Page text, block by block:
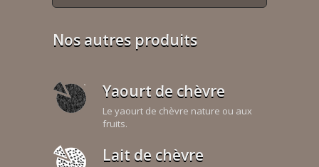
Nos autres produits
Yaourt de chèvre
Le yaourt de chèvre nature ou aux
fruits.
Lait de chèvre